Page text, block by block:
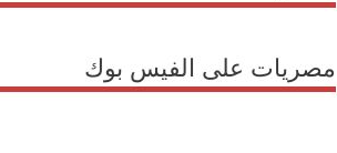
مصريات على الفيس بوك